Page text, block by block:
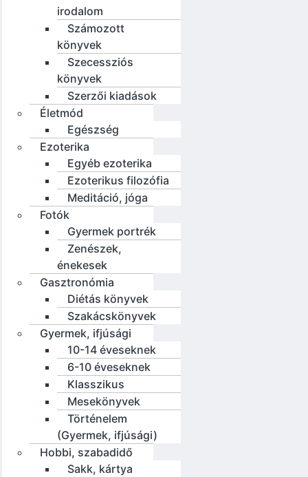
irodalom
Számozott
könyvek
Szecessziós
könyvek
Szerzői kiadások
Életmód
Egészség
Ezoterika
Egyéb ezoterika
Ezoterikus filozófia
Meditáció, jóga
Fotók
Gyermek portrék
Zenészek,
énekesek
Gasztronómia
Diétás könyvek
Szakácskönyvek
Gyermek, ifjúsági
10-14 éveseknek
6-10 éveseknek
Klasszikus
Mesekönyvek
Történelem
(Gyermek, ifjúsági)
Hobbi, szabadidő
Sakk, kártya